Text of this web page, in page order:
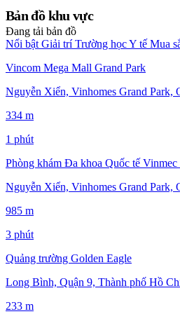
Bản đồ khu vực
Đang tải bản đồ
Nổi bật Giải trí Trường họcY tế Mua
Vincom Mega Mall Grand Park
Nguyễn Xiển, Vinhomes Grand
334 m
1 phút
Phòng khám Đa khoa Quốc tế Vinmec
Nguyễn Xiển, Vinhomes Grand
985 m
3 phút
Quảng trường Golden Eagle
Long Bình, Quận 9, Thành phố Hồ
233 m